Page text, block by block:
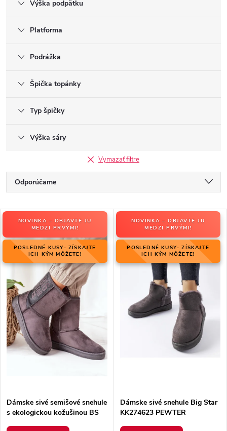
Výška podpätku
Platforma
Podrážka
Špička topánky
Typ špičky
Výška sáry
Vymazať filtre
a
d
e
r
o
d
u
k
t
Odporúčame
Najdrahšie
Najpredávanejšie
Abecedne
V
p
s
p
r
o
d
u
k
NOVINKA – OBJAVTE JU
MEDZI PRVÝMI!
POSLEDNÉ KUSY- ZÍSKAJTE
ICH KÝM MÔŽETE!
Dámske sivé semišové snehule
s ekologickou kožušinou BS
NOVINKA – OBJAVTE JU
MEDZI PRVÝMI!
POSLEDNÉ KUSY- ZÍSKAJTE
ICH KÝM MÔŽETE!
Dámske sivé snehule Big Star
KK274623 PEWTER